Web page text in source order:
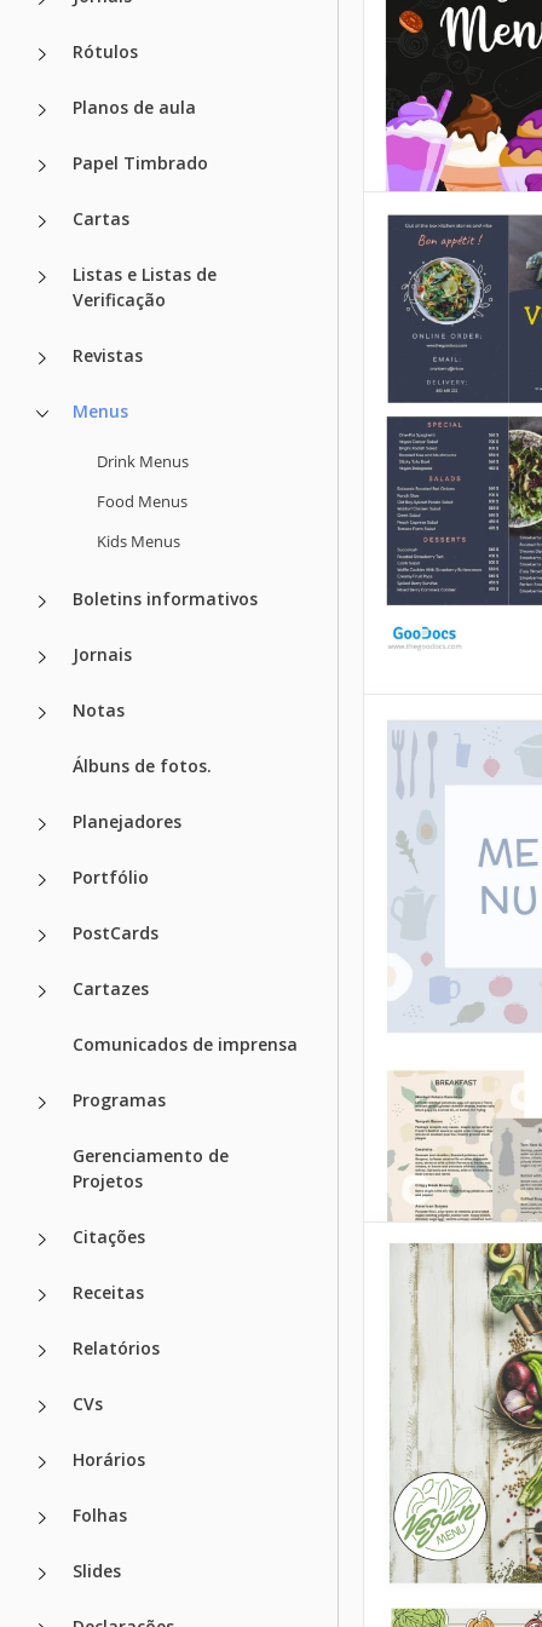
Rótulos
Planos de aula
Papel Timbrado
Cartas
Listas e Listas de
Verificação
Revistas
Menus
Drink Menus
Food Menus
Kids Menus
Boletins informativos
Jornais
Notas
Álbuns de fotos.
Planejadores
Portfólio
PostCards
Cartazes
Comunicados de imprensa
Programas
Gerenciamento de
Projetos
Citações
Receitas
Relatórios
CVs
Horários
Folhas
Slides
de
Google Docs
Menu do
Restaurante
Escuro
Nosso modelo
menu de
vegano escuro
restaurante a
mais rápido.
Google Slides